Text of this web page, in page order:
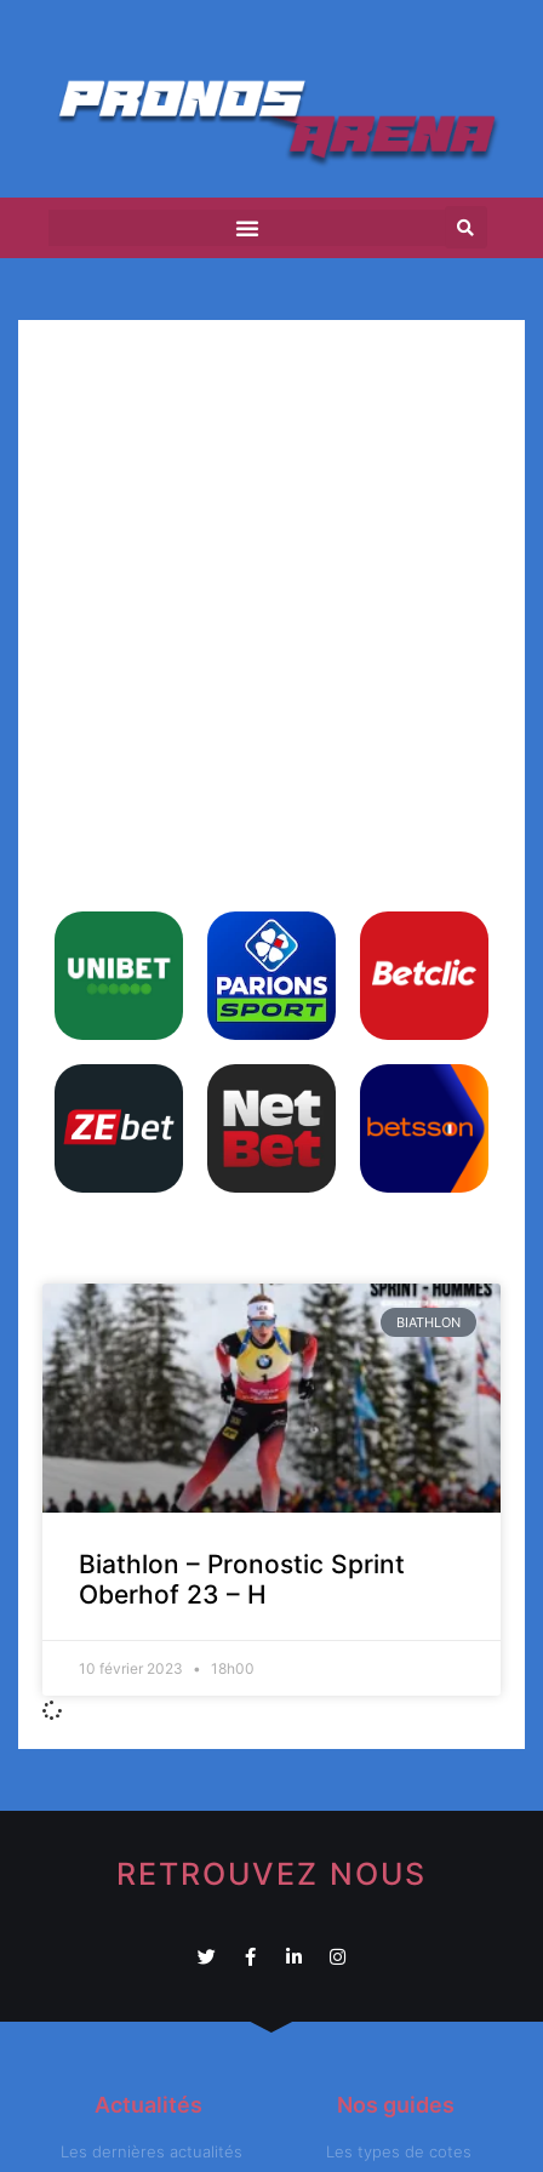
BIATHLON
Biathlon – Pronostic Sprint
Oberhof 23 – H
10 février 2023 18h00
RETROUVEZ NOUS
Actualités
Les dernières actualités
Nos guides
Les types de cotes